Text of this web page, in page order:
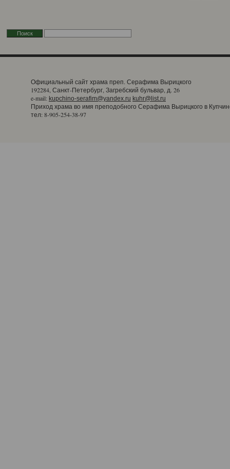
Официальный сайт храма преп. Серафима Вырицкого
192284, Санкт-Петербург, Загребский бульвар, д. 26
e-mail: kupchino-serafim@yandex.ru kuhr@list.ru
Приход храма во имя преподобного Серафима Вырицкого в
тел: 8-905-254-38-97